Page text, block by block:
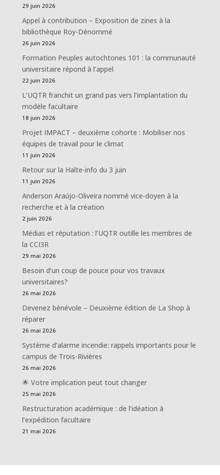
29 juin 2026
Appel à contribution – Exposition de zines à la
bibliothèque Roy-Dénommé
26 juin 2026
Formation Peuples autochtones 101 : la communauté
universitaire répond à l’appel
22 juin 2026
L’UQTR franchit un grand pas vers l’implantation du
modèle facultaire
18 juin 2026
Projet IMPACT – deuxième cohorte : Mobiliser nos
équipes de travail pour le climat
11 juin 2026
Retour sur la Halte-info du 3 juin
11 juin 2026
Anderson Araújo-Oliveira nommé vice-doyen à la
recherche et à la création
2 juin 2026
Médias et réputation : l’UQTR outille les membres de
la CCI3R
29 mai 2026
Besoin d’un coup de pouce pour vos travaux
universitaires?
26 mai 2026
Devenez bénévole – Deuxième édition de La Shop à
réparer
26 mai 2026
Système d’alarme incendie: rappels importants pour le
campus de Trois-Rivières
26 mai 2026
🌟 Votre implication peut tout changer
25 mai 2026
Restructuration académique : de l’idéation à
l’expédition facultaire
21 mai 2026